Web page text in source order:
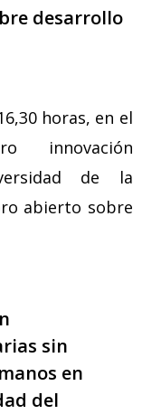
desarrollo
horas, en el
innovación
de la
abierto sobre
sin
en
del